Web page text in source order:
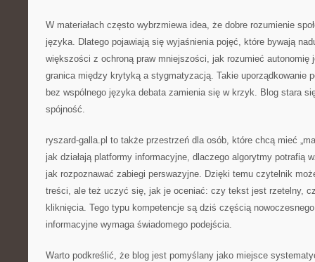
W materiałach często wybrzmiewa idea, że dobre rozumienie
języka. Dlatego pojawiają się wyjaśnienia pojęć, które bywają
większości z ochroną praw mniejszości, jak rozumieć autonomię
granica między krytyką a stygmatyzacją. Takie uporządkowanie
bez wspólnego języka debata zamienia się w krzyk. Blog stara
spójność.
ryszard-galla.pl to także przestrzeń dla osób, które chcą mieć
jak działają platformy informacyjne, dlaczego algorytmy potrafią
jak rozpoznawać zabiegi perswazyjne. Dzięki temu czytelnik
treści, ale też uczyć się, jak je oceniać: czy tekst jest rzetelny,
kliknięcia. Tego typu kompetencje są dziś częścią
informacyjne wymaga świadomego podejścia.
Warto podkreślić, że blog jest pomyślany jako miejsce